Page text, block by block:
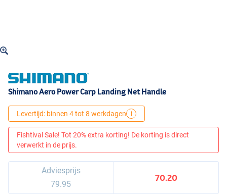
Shimano Aero Power Carp Landing Net Handle
Levertijd: binnen 4 tot 8 werkdagen i
Fishtival Sale! Tot 20% extra korting! De korting is direct
verwerkt in de prijs.
Adviesprijs
79.95
70.20